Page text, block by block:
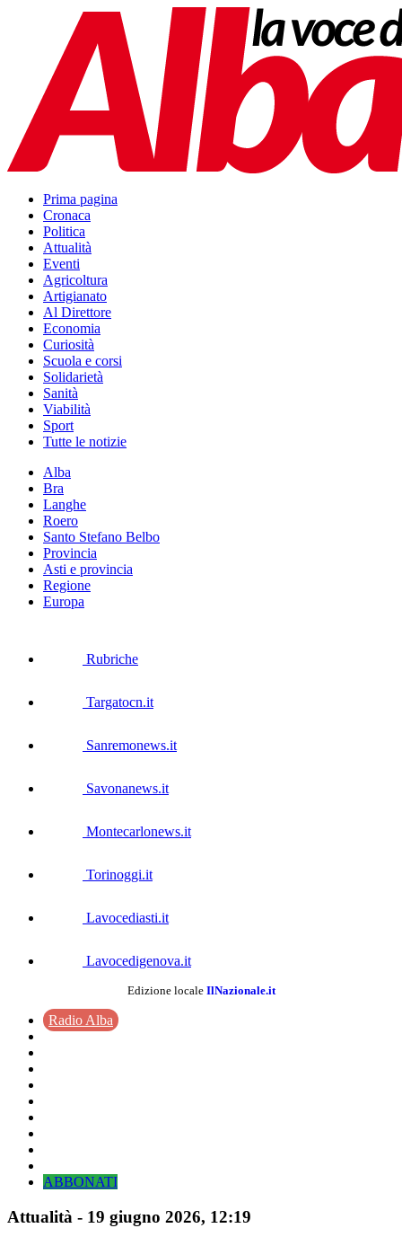
Prima pagina
Cronaca
Politica
Attualità
Eventi
Agricoltura
Artigianato
Al Direttore
Economia
Curiosità
Scuola e corsi
Solidarietà
Sanità
Viabilità
Sport
Tutte le notizie
Alba
Bra
Langhe
Roero
Santo Stefano Belbo
Provincia
Asti e provincia
Regione
Europa
Rubriche
Targatocn.it
Sanremonews.it
Savonanews.it
Montecarlonews.it
Torinoggi.it
Lavocediasti.it
Lavocedigenova.it
Edizione locale IlNazionale.it
Radio Alba
ABBONATI
Attualità - 19 giugno 2026, 12:19